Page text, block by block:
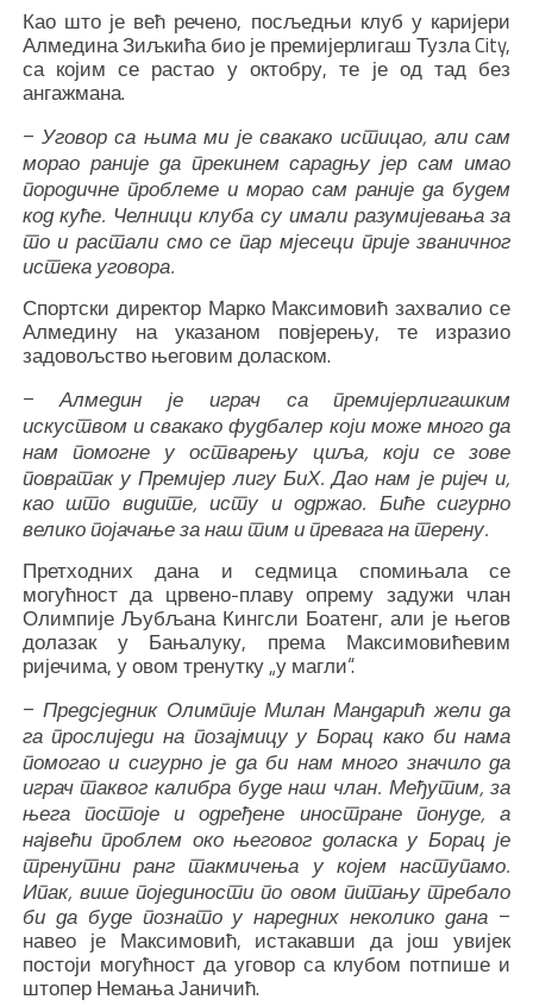
Као што је већ речено, посљедњи клуб у каријери
Алмедина Зиљкића био је премијерлигаш Тузла City,
са којим се растао у октобру, те је од тад без
ангажмана.
–Уговор са њима ми је свакако истицао, али сам
морао раније да прекинем сарадњу јер сам имао
породичне проблеме и морао сам раније да будем
код куће. Челници клуба су имали разумијевања за
то и растали смо се пар мјесеци прије званичног
истека уговора.
Спортски директор Марко Максимовић захвалио се
Алмедину на указаном повјерењу, те изразио
задовољство његовим доласком.
–Алмедин је играч са премијерлигашким
искуством и свакако фудбалер који може много да
нам помогне у остварењу циља, који се зове
повратак у Премијер лигу БиХ. Дао нам је ријеч и,
као што видите, исту и одржао. Биће сигурно
велико појачање за наш тим и превага на терену.
Претходних дана и седмица спомињала се
могућност да црвено-плаву опрему задужи члан
Олимпије Љубљана Кингсли Боатенг, али је његов
долазак у Бањалуку, према Максимовићевим
ријечима, у овом тренутку „у магли“.
–Предсједник Олимпије Милан Мандарић жели да
га прослиједи на позајмицу у Борац како би нама
помогао и сигурно је да би нам много значило да
играч таквог калибра буде наш члан. Међутим, за
њега постоје и одређене иностране понуде, а
највећи проблем око његовог доласка у Борац је
тренутни ранг такмичења у којем наступамо.
Ипак, више појединости по овом питању требало
би да буде познато у наредних неколико дана –
навео је Максимовић, истакавши да још увијек
постоји могућност да уговор са клубом потпише и
штопер Немања Јаничић.